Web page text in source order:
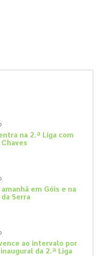
na 2.ª Liga com
em Góis e na
Serra
ao intervalo por
da 2.ª Liga